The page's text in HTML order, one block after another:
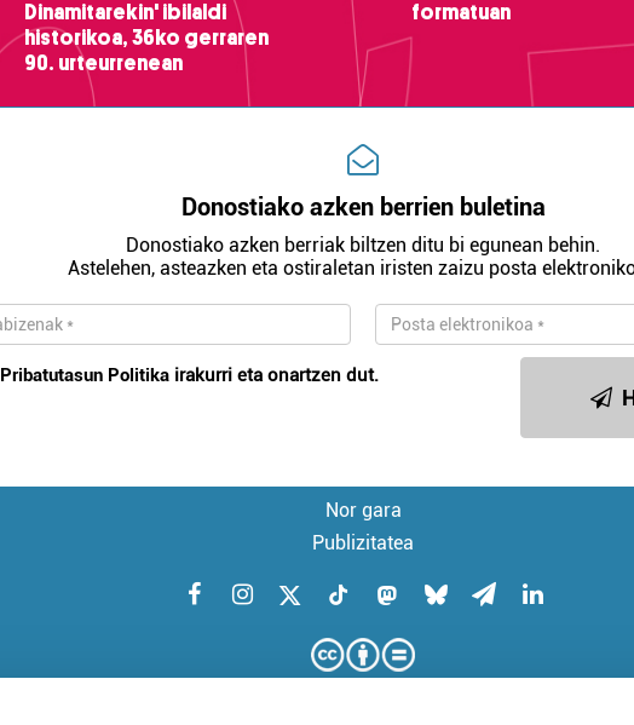
Dinamitarekin' ibilaldi
historikoa, 36ko gerraren
90. urteurrenean
formatuan
Donostiako azken berrien buletina
Donostiako azken berriak biltzen ditu bi egunean behin.
Astelehen, asteazken eta ostiraletan iristen zaizu posta
Pribatutasun Politika irakurri eta onartzen dut.
Nor gara
Publizitatea